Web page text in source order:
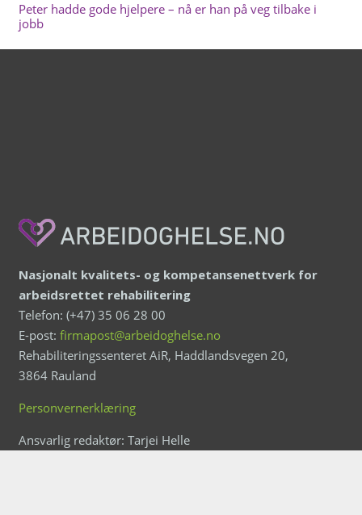
Peter hadde gode hjelpere – nå er han på veg tilbake i
jobb
Nasjonalt kvalitets- og kompetansenettverk for
arbeidsrettet rehabilitering
Telefon: (+47) 35 06 28 00
E-post: firmapost@arbeidoghelse.no
Rehabiliteringssenteret AiR, Haddlandsvegen 20,
3864 Rauland
Personvernerklæring
Ansvarlig redaktør: Tarjei Helle